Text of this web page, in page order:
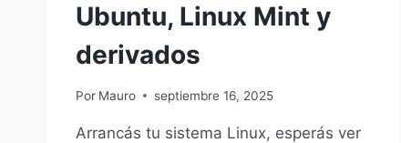
Ubuntu, Linux Mint y
derivados
Por Mauro septiembre 16, 2025
Arrancás tu sistema Linux, esperás ver